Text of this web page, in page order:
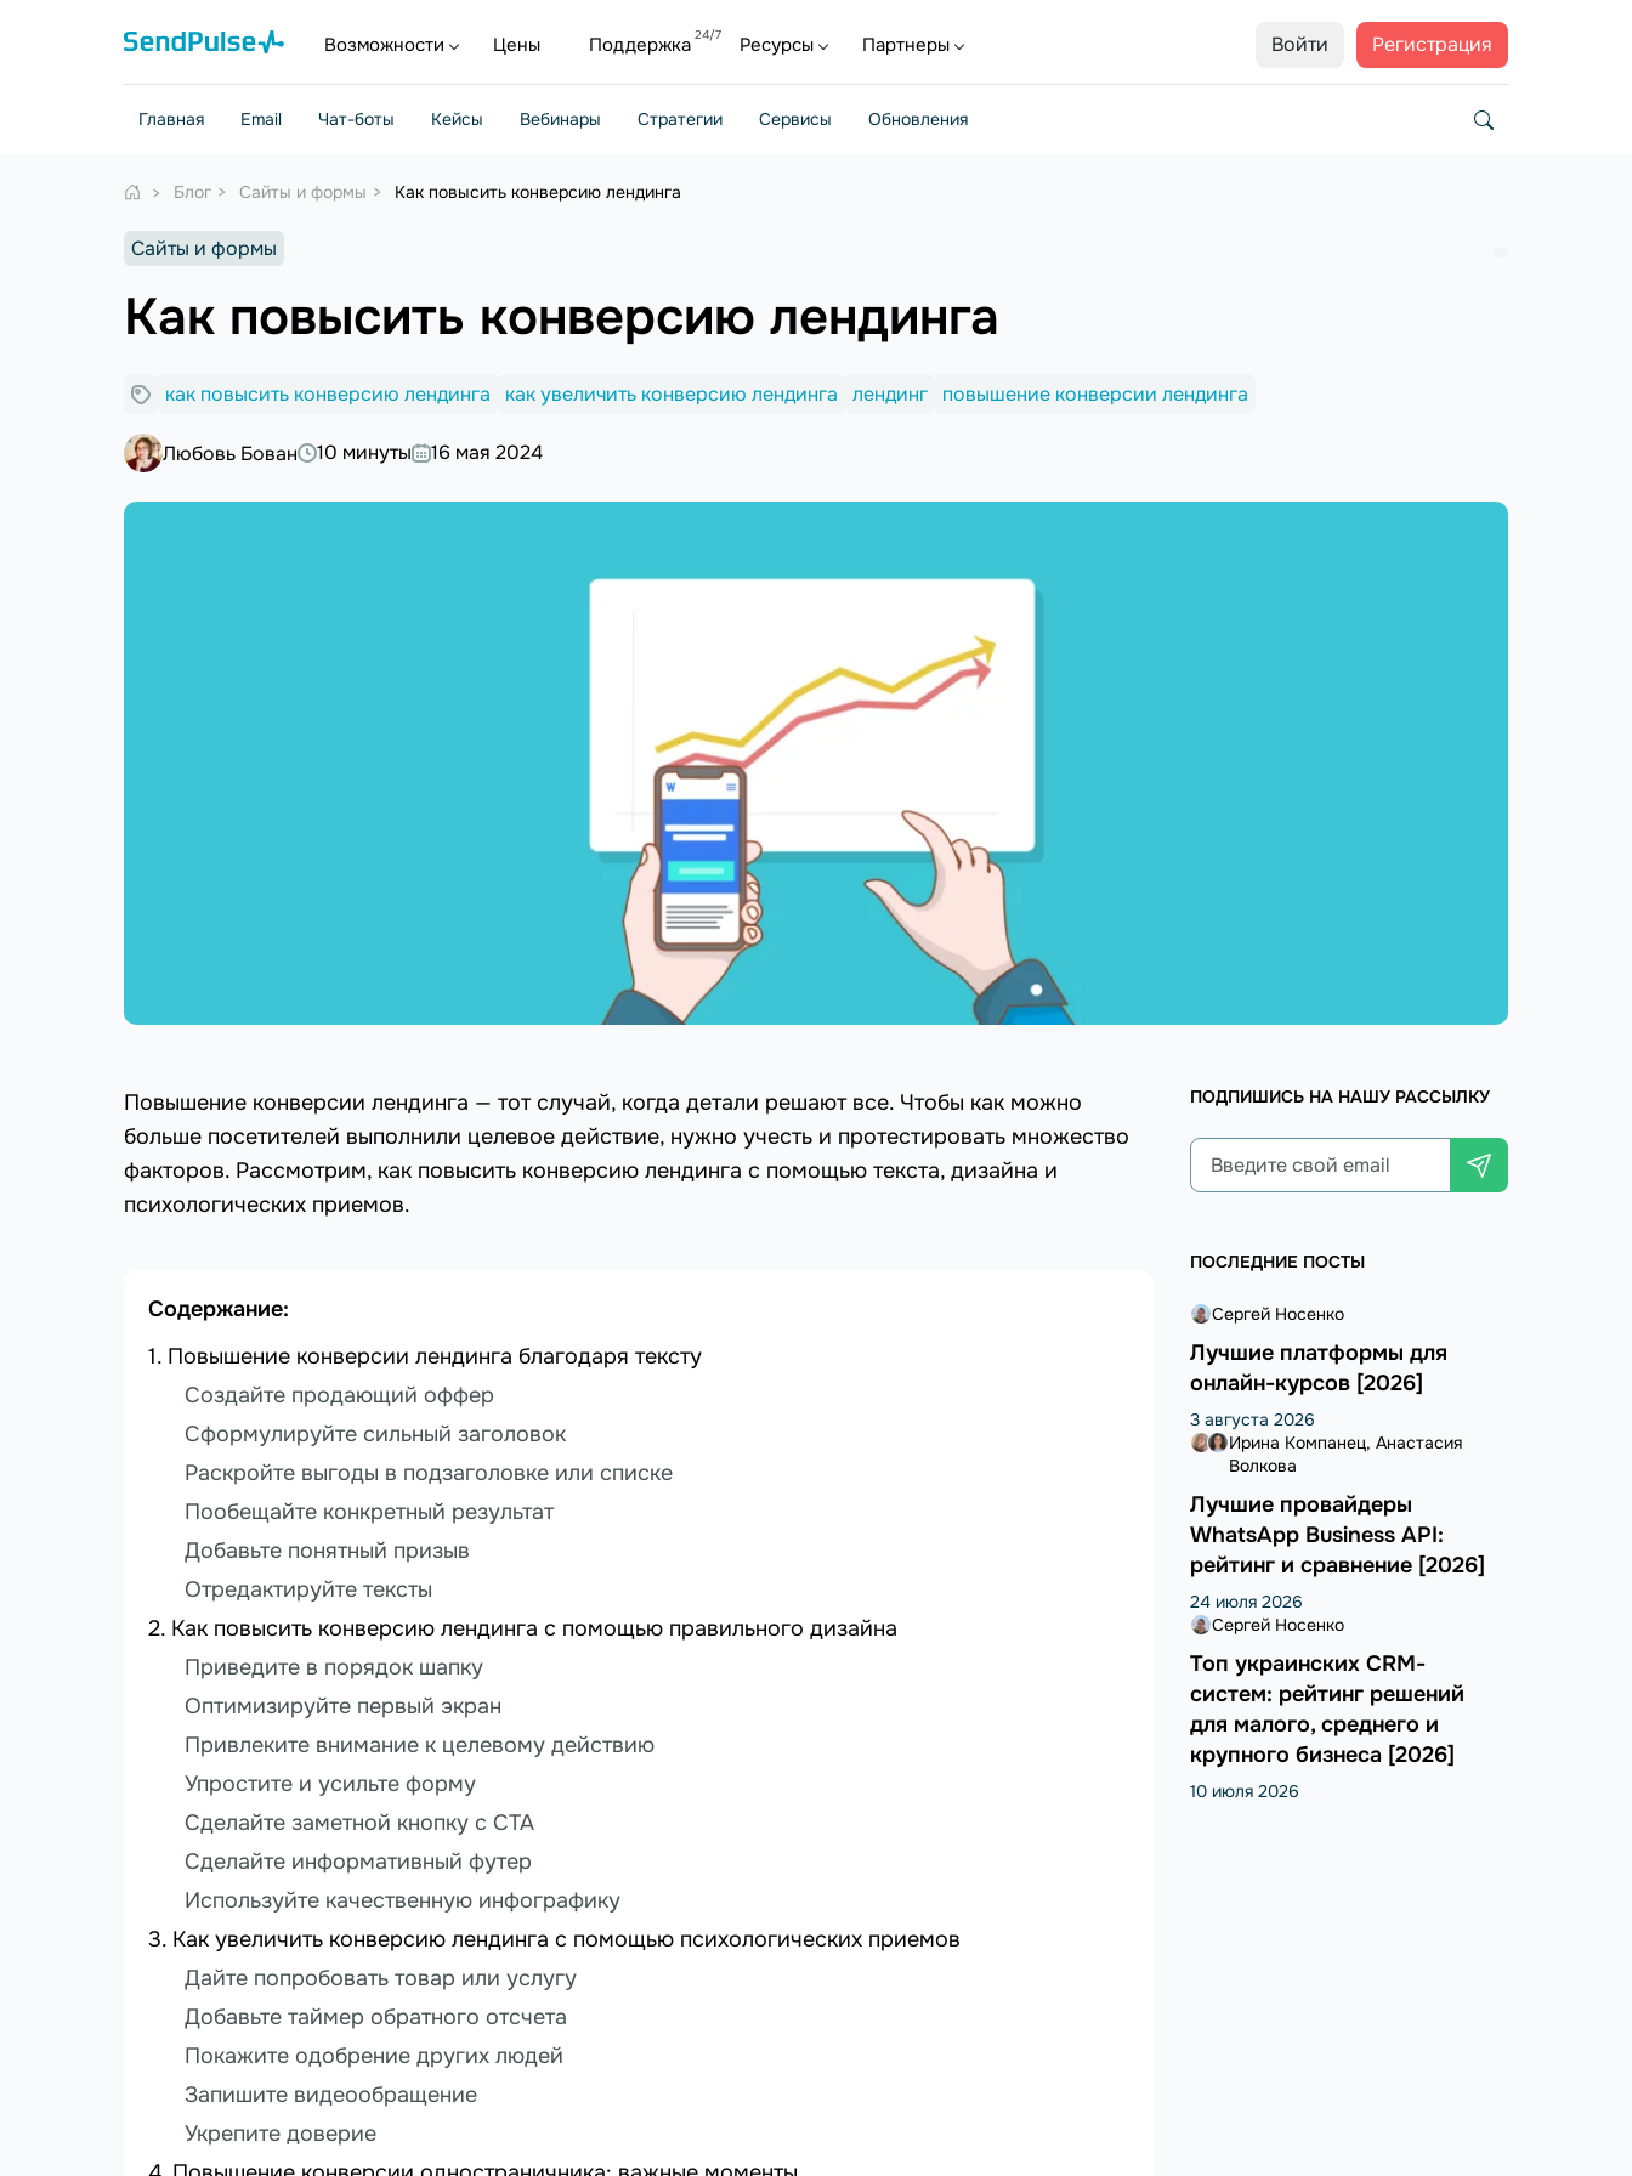
Войти Регистрация
Возможности Цены Поддержка Ресурсы Партнеры
Главная Email Чат-боты Кейсы Вебинары Стратегии Сервисы Обновления
Блог Сайты и формы Как повысить конверсию лендинга
Сайты и формы
Как повысить конверсию лендинга
как повысить конверсию лендинга как увеличить конверсию лендинга лендинг повышение конверсии лендинга
Любовь Бован 10 минуты 16 мая 2024
Повышение конверсии лендинга — тот случай, когда детали решают все. Чтобы как можно
больше посетителей выполнили целевое действие, нужно учесть и протестировать множество
факторов. Рассмотрим, как повысить конверсию лендинга с помощью текста, дизайна и
психологических приемов.
Содержание:
Повышение конверсии лендинга благодаря тексту
Создайте продающий оффер
Сформулируйте сильный заголовок
Раскройте выгоды в подзаголовке или списке
Пообещайте конкретный результат
Добавьте понятный призыв
Отредактируйте тексты
Как повысить конверсию лендинга с помощью правильного дизайна
Приведите в порядок шапку
Оптимизируйте первый экран
Привлеките внимание к целевому действию
Упростите и усильте форму
Сделайте заметной кнопку с СТА
Сделайте информативный футер
Используйте качественную инфографику
Как увеличить конверсию лендинга с помощью психологических приемов
Дайте попробовать товар или услугу
Добавьте таймер обратного отсчета
Покажите одобрение других людей
Запишите видеообращение
Укрепите доверие
ПОДПИШИСЬ НА НАШУ РАССЫЛКУ
ПОСЛЕДНИЕ ПОСТЫ
Сергей Носенко
Лучшие платформы для
онлайн-курсов [2026]
3 августа 2026
Ирина Компанец Анастасия
Волкова
Лучшие провайдеры
WhatsApp Business API:
рейтинг и сравнение [2026]
24 июля 2026
Сергей Носенко
Топ украинских CRM-
систем: рейтинг решений
для малого, среднего и
крупного бизнеса [2026]
10 июля 2026